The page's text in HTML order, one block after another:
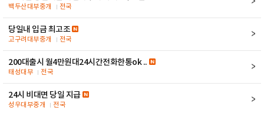
백두산대부중개 전국
당일내 입금 최고조
고구려대부중개 전국
200대출시 월4만원대24시간전화한통ok ..
태성대부 전국
24시 비대면 당일 지급
성우대부중개 전국